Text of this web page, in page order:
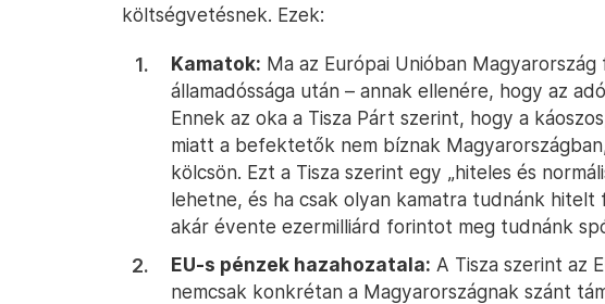
költségvetésnek. Ezek:
Kamatok: Ma az Európai Unióban
államadóssága után – annak ellenére, hogy az
Ennek az oka a Tisza Párt szerint, hogy a
miatt a befektetők nem bíznak
kölcsön. Ezt a Tisza szerint egy „hiteles és
lehetne, és ha csak olyan kamatra tudnánk hitelt
akár évente ezermilliárd forintot meg tudnánk
EU-s pénzek hazahozatala: A Tisza szerint az
nemcsak konkrétan a Magyarországnak szánt